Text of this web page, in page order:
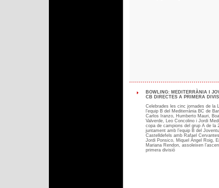
BOWLING: MEDITERRÀNIA I
CB DIRECTES A PRIMERA
Celebrades les cinc jornades de la
l’equip B del Mediterrània BC de
Carlos Iranzo, Humberto Mauri,
Valverde, Leo Concolino i Jordi
copa de campions del grup A de la
juntament amb l’equip B del
Castelldefels amb Rafael
Jordi Ponsico, Miquel Àngel Roig,
Mariana Rendon, assoleixen
primera divisió